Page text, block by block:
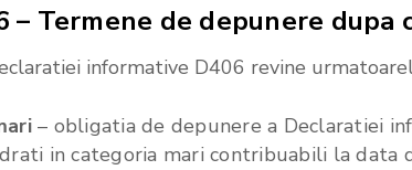
– Termene de depunere dupa
informative D406 revine
– obligatia de depunere a Declaratiei
in categoria mari contribuabili la data